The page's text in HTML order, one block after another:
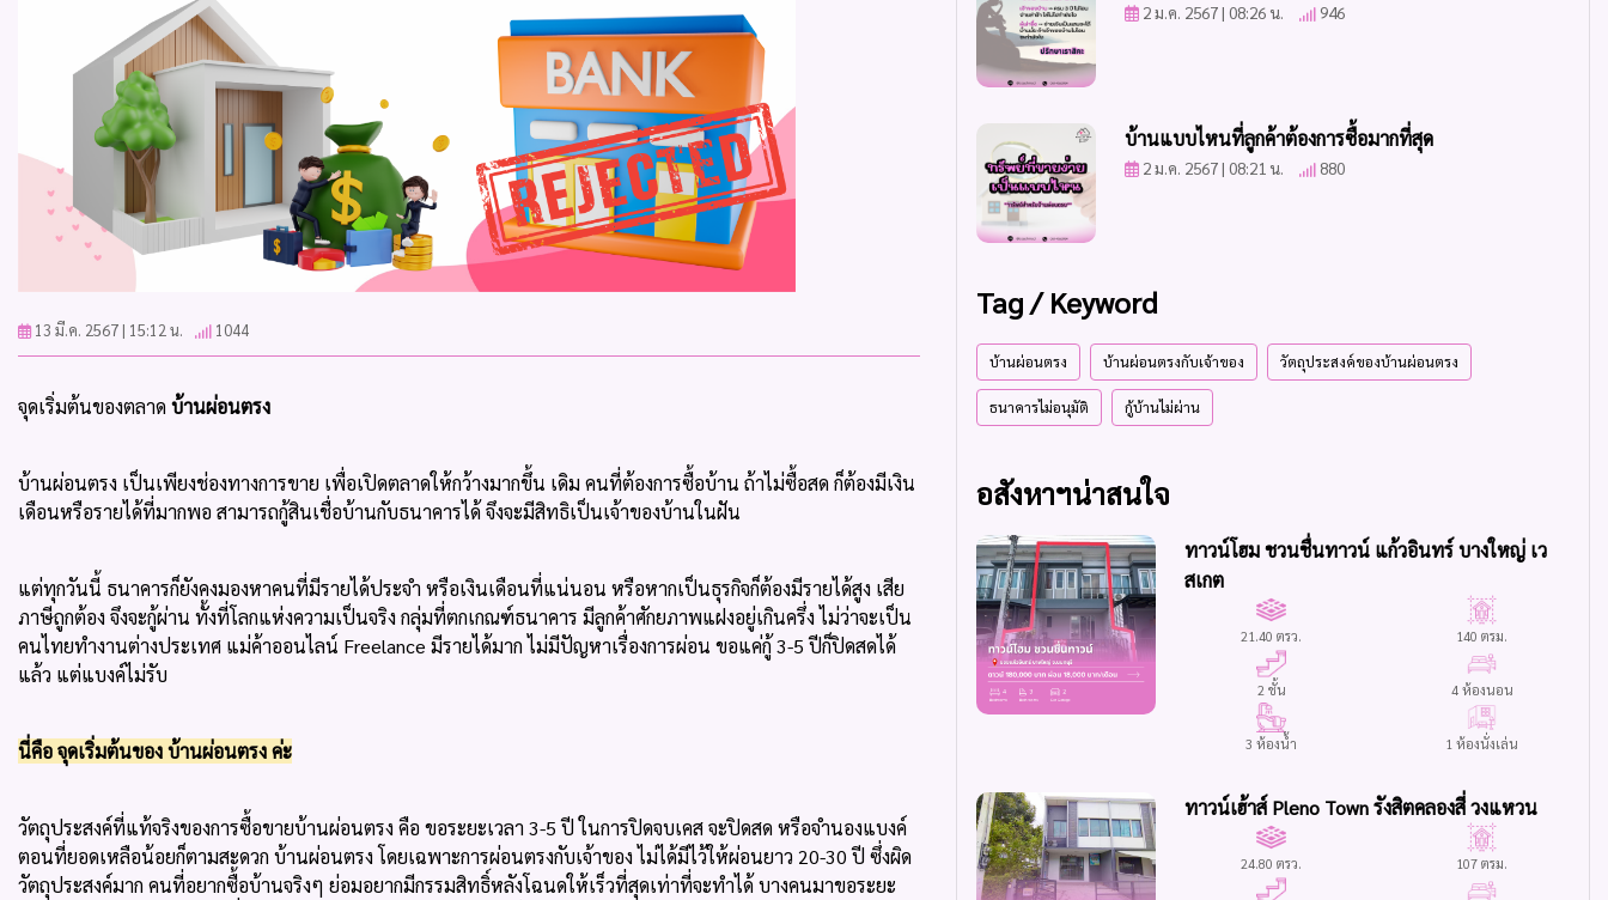
13 มี.ค. 2567 | 15:12 น. 1044
จุดเริ่มต้นของตลาด บ้านผ่อนตรง
บ้านผ่อนตรง เป็นเพียงช่องทางการขาย เพื่อเปิดตลาดให้กว้างมากขึ้น เดิม คนที่ต้องการซื้อบ้าน ถ้าไม่ซื้อสด ก็ต้องมีเงิน
เดือนหรือรายได้ที่มากพอ สามารถกู้สินเชื่อบ้านกับธนาคารได้ จึงจะมีสิทธิเป็นเจ้าของบ้านในฝัน
แต่ทุกวันนี้ ธนาคารก็ยังคงมองหาคนที่มีรายได้ประจำ หรือเงินเดือนที่แน่นอน หรือหากเป็นธุรกิจก็ต้องมีรายได้สูง เสีย
ภาษีถูกต้อง จึงจะกู้ผ่าน ทั้งที่โลกแห่งความเป็นจริง กลุ่มที่ตกเกณฑ์ธนาคาร มีลูกค้าศักยภาพแฝงอยู่เกินครึ่ง ไม่ว่าจะเป็น
คนไทยทำงานต่างประเทศ แม่ค้าออนไลน์ Freelance มีรายได้มาก ไม่มีปัญหาเรื่องการผ่อน ขอแค่กู้ 3-5 ปีก็ปิดสดได้
แล้ว แต่แบงค์ไม่รับ
นี่คือ จุดเริ่มต้นของ บ้านผ่อนตรง ค่ะ
วัตถุประสงค์ที่แท้จริงของการซื้อขายบ้านผ่อนตรง คือ ขอระยะเวลา 3-5 ปี ในการปิดจบเคส จะปิดสด หรือจำนองแบงค์
ตอนที่ยอดเหลือน้อยก็ตามสะดวก บ้านผ่อนตรง โดยเฉพาะการผ่อนตรงกับเจ้าของ ไม่ได้มีไว้ให้ผ่อนยาว 20-30 ปี ซึ่งผิด
วัตถุประสงค์มาก คนที่อยากซื้อบ้านจริงๆ ย่อมอยากมีกรรมสิทธิ์หลังโฉนดให้เร็วที่สุดเท่าที่จะทำได้ บางคนมาขอระยะ
2 ม.ค. 2567 | 08:26 น. 946
บ้านแบบไหนที่ลูกค้าต้องการซื้อมากที่สุด
2 ม.ค. 2567 | 08:21 น. 880
Tag / Keyword
บ้านผ่อนตรง บ้านผ่อนตรงกับเจ้าของ วัตถุประสงค์ของบ้านผ่อนตรง
ธนาคารไม่อนุมัติ กู้บ้านไม่ผ่าน
อสังหาฯน่าสนใจ
ทาวน์โฮม ชวนชื่นทาวน์ แก้วอินทร์ บางใหญ่ เว
สเกต
21.40 ตรว. 140 ตรม.
2 ชั้น 4 ห้องนอน
3 ห้องน้ำ 1 ห้องนั่งเล่น
ทาวน์เฮ้าส์ Pleno Town รังสิตคลองสี่ วงแหวน
24.80 ตรว. 107 ตรม.